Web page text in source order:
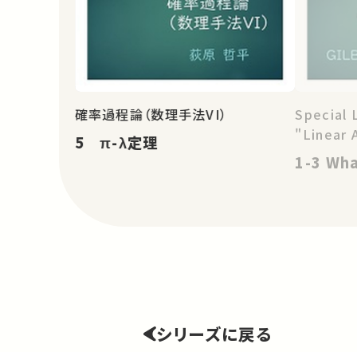
確率過程論（数理手法VI）
5 π-λ定理
Special
"Linear
1-3
シリーズに戻る